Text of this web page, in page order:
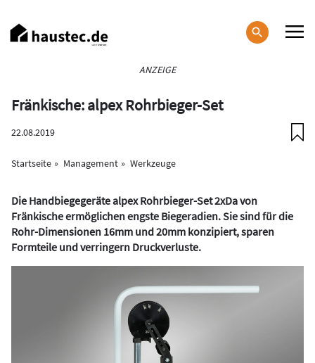
zum
Inhalt
ANZEIGE
Fränkische: alpex Rohrbieger-Set
22.08.2019
Startseite Management Werkzeuge
Die Handbiegegeräte alpex Rohrbieger-Set 2xDa von
Fränkische ermöglichen engste Biegeradien. Sie sind für die
Rohr-Dimensionen 16mm und 20mm konzipiert,sparen
Formteile und verringern Druckverluste.